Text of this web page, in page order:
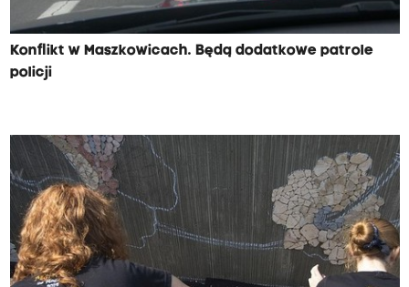
Konflikt w Maszkowicach. Będą dodatkowe patrole
policji